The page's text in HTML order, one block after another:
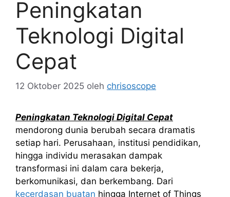
Peningkatan
Teknologi Digital
Cepat
12 Oktober 2025 oleh chrisoscope
Peningkatan Teknologi Digital Cepat
mendorong dunia berubah secara dramatis
setiap hari. Perusahaan, institusi pendidikan,
hingga individu merasakan dampak
transformasi ini dalam cara bekerja,
berkomunikasi, dan berkembang. Dari
kecerdasan buatan hingga Internet of Things